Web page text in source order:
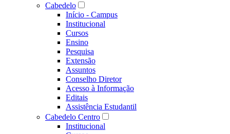
Cabedelo
Início - Campus
Institucional
Cursos
Ensino
Pesquisa
Extensão
Assuntos
Conselho Diretor
Acesso à Informação
Editais
Assistência Estudantil
Cabedelo Centro
Institucional